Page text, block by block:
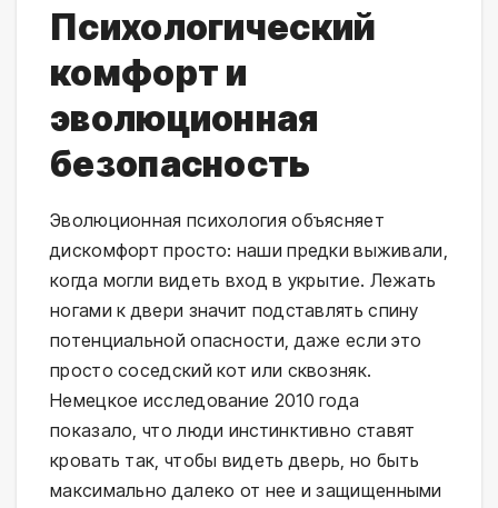
Психологический
комфорт и
эволюционная
безопасность
Эволюционная психология объясняет
дискомфорт просто: наши предки выживали,
когда могли видеть вход в укрытие. Лежать
ногами к двери значит подставлять спину
потенциальной опасности, даже если это
просто соседский кот или сквозняк.
Немецкое исследование 2010 года
показало, что люди инстинктивно ставят
кровать так, чтобы видеть дверь, но быть
максимально далеко от нее и защищенными